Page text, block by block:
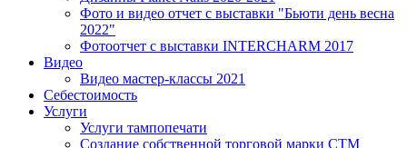
Фото и видео отчет с выставки "Бьюти день весна
2022"
Фотоотчет с выставки INTERCHARM 2017
Видео
Видео мастер-классы 2021
Себестоимость
Услуги
Услуги тампопечати
Создание собственной торговой марки СТМ